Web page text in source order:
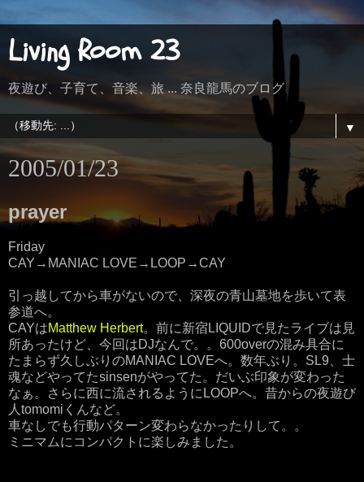
Living Room 23
夜遊び、子育て、音楽、旅 ... 奈良龍馬のブログ
▼
2005/01/23
prayer
Friday
CAY→MANIAC LOVE→LOOP→CAY
引っ越してから車がないので、深夜の青山墓地を歩いて表
参道へ。
CAYはMatthew Herbert。前に新宿LIQUIDで見たライブは見
所あったけど、今回はDJなんで。。600overの混み具合に
たまらず久しぶりのMANIAC LOVEへ。数年ぶり。SL9、士
魂などやってたsinsenがやってた。だいぶ印象が変わった
なぁ。さらに西に流されるようにLOOPへ。昔からの夜遊び
人tomomiくんなど。
車なしでも行動パターン変わらなかったりして。。
ミニマムにコンパクトに楽しみました。